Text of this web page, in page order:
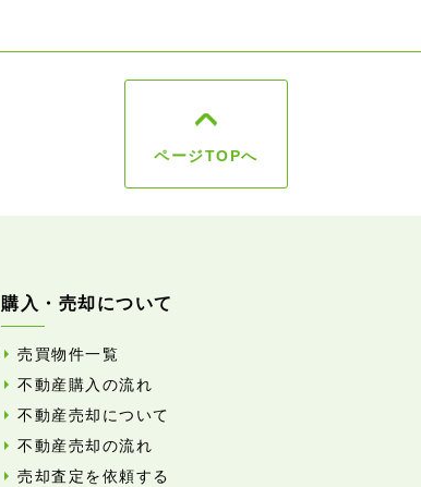
ページTOPへ
購入・売却について
売買物件一覧
不動産購入の流れ
不動産売却について
不動産売却の流れ
売却査定を依頼する